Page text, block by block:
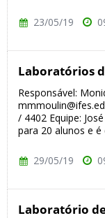
23/05/19
Laboratórios
Responsável:
/ 4402 Equipe:
para 20 alunos e é
29/05/19
Laboratório